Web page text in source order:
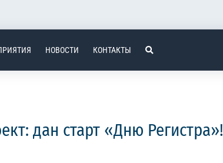
НОВОСТИ КОНТАКТЫ
дан старт «Дню Регистра»!